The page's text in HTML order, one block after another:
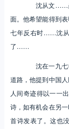
沈从文……虽
面。他希望能得到
七年反右时……沈从
了……
沈在一九七
道路，他提到中国
人间奇迹得以一一
诗，如有机会在另
首诗发表了。这也